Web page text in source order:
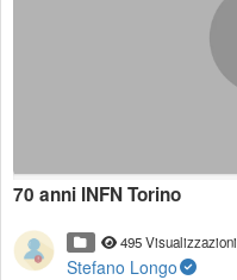
70 anni INFN Torino
495 Visualizzazioni
Stefano Longo